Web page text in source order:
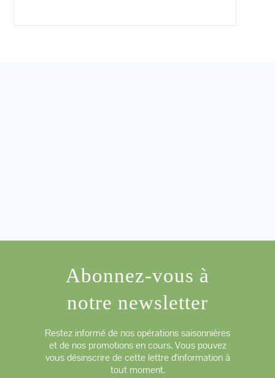
Abonnez-vous à
notre newsletter
Restez informé de nos opérations saisonnières
et de nos promotions en cours. Vous pouvez
vous désinscrire de cette lettre d'information à
tout moment.